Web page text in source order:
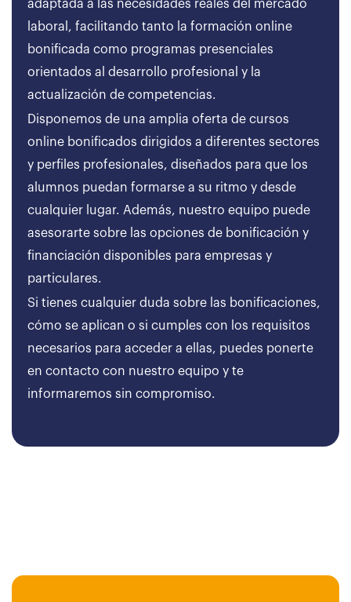
adaptada a las necesidades reales del mercado
laboral, facilitando tanto la formación online
bonificada como programas presenciales
orientados al desarrollo profesional y la
actualización de competencias.
Disponemos de una amplia oferta de cursos
online bonificados dirigidos a diferentes sectores
y perfiles profesionales, diseñados para que los
alumnos puedan formarse a su ritmo y desde
cualquier lugar. Además, nuestro equipo puede
asesorarte sobre las opciones de bonificación y
financiación disponibles para empresas y
particulares.
Si tienes cualquier duda sobre las bonificaciones,
cómo se aplican o si cumples con los requisitos
necesarios para acceder a ellas, puedes ponerte
en contacto con nuestro equipo y te
informaremos sin compromiso.